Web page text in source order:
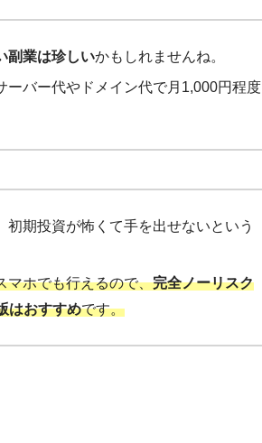
副業は珍しいかもしれませんね。
バー代やドメイン代で月1,000円程度
期投資が怖くて手を出せないという
マホでも行えるので、完全ノーリスク
はおすすめです。